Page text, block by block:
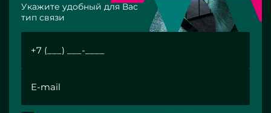
Укажите удобный для Вас
тип связи